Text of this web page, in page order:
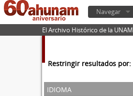
Navegar
El Archivo Histórico de la UNAM
Restringir resultados por:
idioma